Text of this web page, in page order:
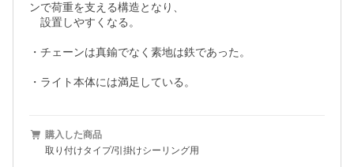
ンで荷重を支える構造となり、
設置しやすくなる。
・チェーンは真鍮でなく素地は鉄であった。
購入した商品
取り付けタイプ/引掛けシーリング用